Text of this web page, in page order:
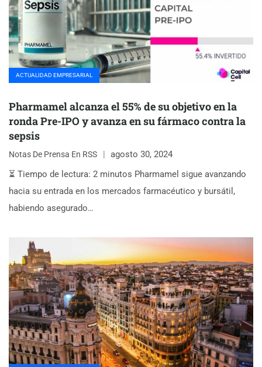
ACTUALIDAD EMPRESARIAL
Pharmamel alcanza el 55% de su objetivo en la
ronda Pre-IPO y avanza en su fármaco contra la
sepsis
Notas De Prensa En RSS
agosto 30, 2024
⏳ Tiempo de lectura: 2 minutos Pharmamel sigue avanzando
hacia su entrada en los mercados farmacéutico y bursátil,
habiendo asegurado…